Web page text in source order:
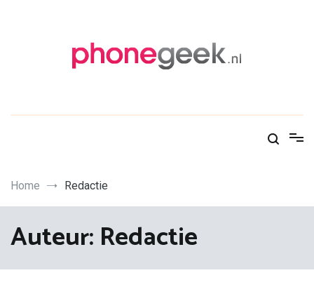
Home Redactie
Auteur: Redactie